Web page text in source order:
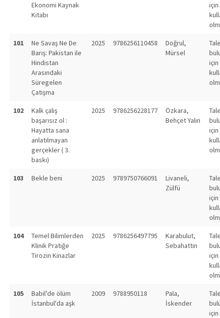
Ekonomi Kaynak
Kitabı
için
101
Ne Savaş Ne De
Barış: Pakistan ile
Hindistan
Arasındaki
Süregelen
Çatışma
2025 9786256110458
Doğrul,
Mürsel
için
102
Kalk çalış
başarısız ol :
Hayatta sana
anlatılmayan
gerçekler ( 3.
baskı)
2025 9786256228177
Özkara,
Behçet Yalın
için
103 Bekle beni 2025 9789750766091
Livaneli,
Zülfü
için
104
Temel Bilimlerden
Klinik Pratiğe
Tirozin Kinazlar
2025 9786256497795
Karabulut,
Sebahattin
için
105
Babil'de ölüm
İstanbul'da aşk
2009 9788950118
Pala,
İskender
için